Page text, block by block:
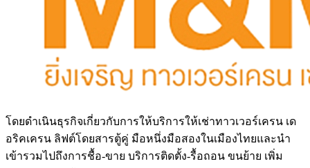
โดยดำเนินธุรกิจเกี่ยวกับการให้บริการให้เช่าทาวเวอร์เครน เด
อริคเครน ลิฟต์โดยสารตู้คู่ มือหนึ่งมือสองในเมืองไทยและนำ
เข้ารวมไปถึงการชื้อ-ขาย บริการติดตั้ง-รื้อถอน ขนย้าย เพิ่ม